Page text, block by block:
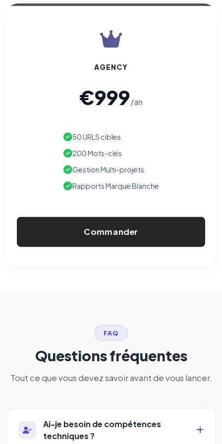
AGENCY
€999/an
50 URLS cibles
200 Mots-clés
Gestion Multi-projets
Rapports Marque Blanche
Commander
FAQ
Questions fréquentes
Tout ce que vous devez savoir avant de vous lancer.
Ai-je besoin de compétences
techniques ?